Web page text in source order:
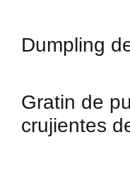
Dumpling
Gratin de
crujientes